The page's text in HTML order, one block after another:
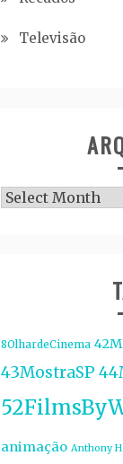
Televisão
Arquivos
8OlhardeCinema
43MostraSP
animação Anthony